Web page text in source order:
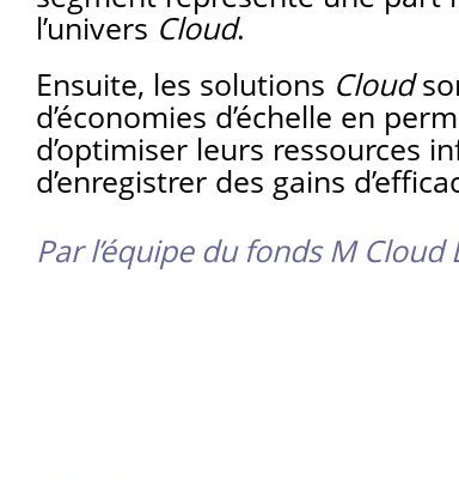
l’univers Cloud.
Ensuite, les solutions Cloud
d’économies d’échelle en
d’optimiser leurs ressources
d’enregistrer des gains
Par l’équipe du fonds M